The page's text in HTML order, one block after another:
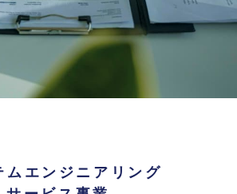
ムエンジニアリング